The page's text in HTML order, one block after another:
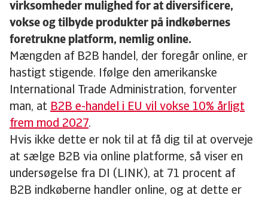
virksomheder mulighed for at diversificere,
vokse og tilbyde produkter på indkøbernes
foretrukne platform, nemlig online.
Mængden af B2B handel, der foregår online, er
hastigt stigende. Ifølge den amerikanske
International Trade Administration, forventer
man, at B2B e-handel i EU vil vokse 10% årligt
frem mod 2027.
Hvis ikke dette er nok til at få dig til at overveje
at sælge B2B via online platforme, så viser en
undersøgelse fra DI (LINK), at 71 procent af
B2B indkøberne handler online, og at dette er